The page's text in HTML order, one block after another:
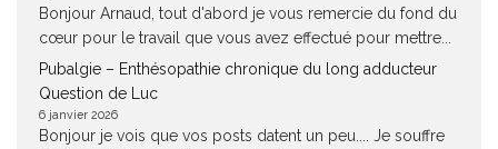
Bonjour Arnaud, tout d'abord je vous remercie du fond du
cœur pour le travail que vous avez effectué pour mettre...
Pubalgie – Enthésopathie chronique du long adducteur
Question de Luc
6 janvier 2026
Bonjour je vois que vos posts datent un peu.... Je souffre